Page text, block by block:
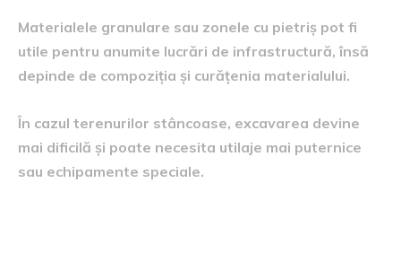
Materialele granulare sau zonele cu pietriș pot fi
utile pentru anumite lucrări de infrastructură, însă
depinde de compoziția și curățenia materialului.
În cazul terenurilor stâncoase, excavarea devine
mai dificilă și poate necesita utilaje mai puternice
sau echipamente speciale.